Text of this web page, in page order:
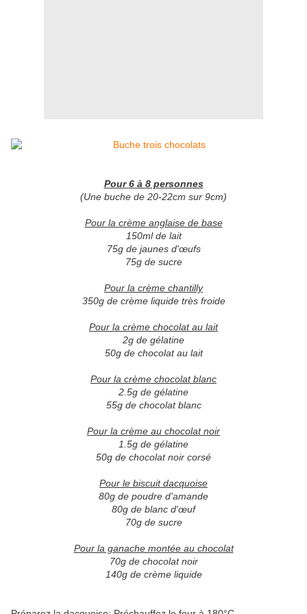
Pour 6 à 8 personnes
(Une buche de 20-22cm sur 9cm)
Pour la crème anglaise de base
150ml de lait
75g de jaunes d'œufs
75g de sucre
Pour la crème chantilly
350g de crème liquide très froide
Pour la crème chocolat au lait
2g de gélatine
50g de chocolat au lait
Pour la crème chocolat blanc
2.5g de gélatine
55g de chocolat blanc
Pour la crème au chocolat noir
1.5g de gélatine
50g de chocolat noir corsé
Pour le biscuit dacquoise
80g de poudre d'amande
80g de blanc d'œuf
70g de sucre
Pour la ganache montée au chocolat
70g de chocolat noir
140g de crème liquide